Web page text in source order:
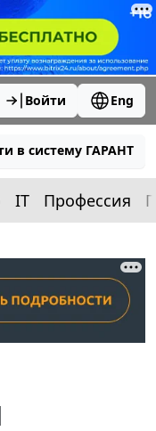
Войти Eng
в систему ГАРАНТ
IT Профессия